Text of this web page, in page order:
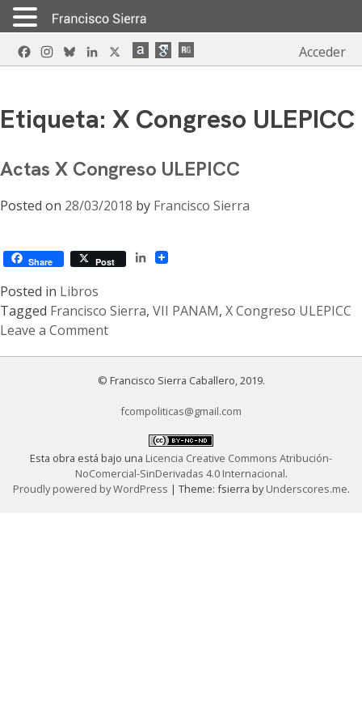
Skip
to
FacebookInstagram
BlueskyLinkedIn Acceder
Etiqueta: X Congreso ULEPICC
Actas X Congreso ULEPICC
Posted on 28/03/2018 by Francisco Sierra
Share Post
LinkedIn
Posted in Libros
Tagged Francisco Sierra, VII PANAM, X Congreso ULEPICC
Leave a Comment
© Francisco Sierra Caballero, 2019.
fcompoliticas@gmail.com
Esta obra está bajo una Licencia Creative Commons Atribución-
NoComercial-SinDerivadas 4.0 Internacional.
Proudly powered by WordPress | Theme: fsierra byUnderscores.me.